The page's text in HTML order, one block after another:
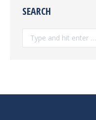
SEARCH
Search: